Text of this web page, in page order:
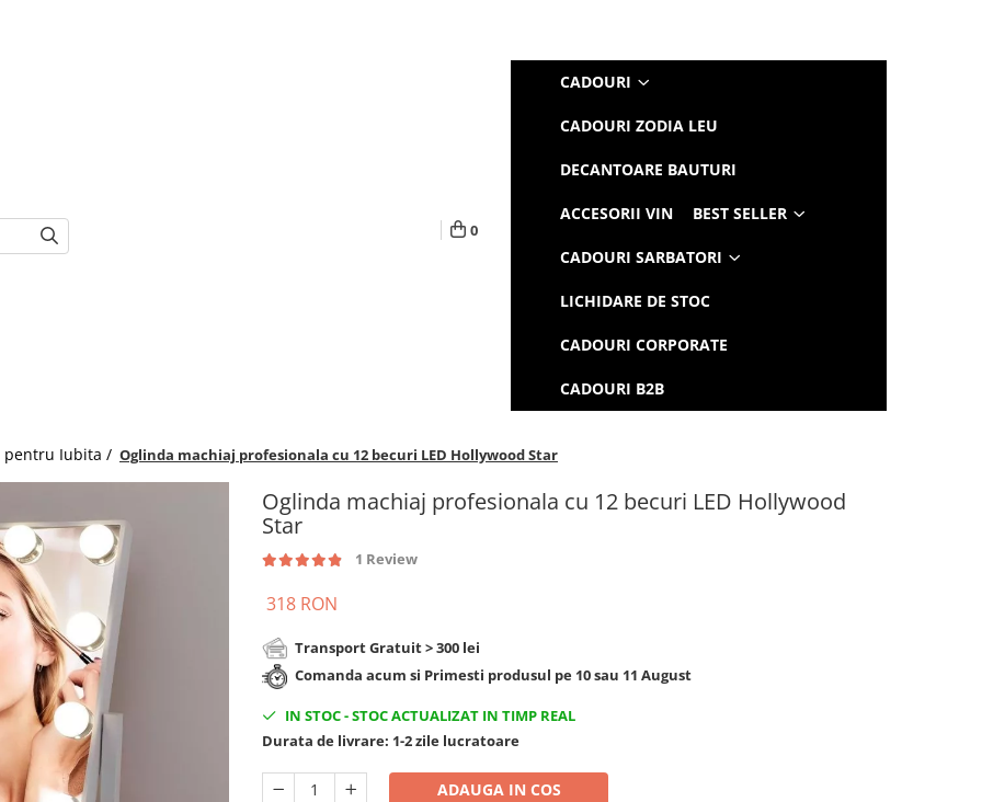
0
CADOURI
CADOURI ZODIA LEU
DECANTOARE BAUTURI
ACCESORII VIN BEST SELLER
CADOURI SARBATORI
LICHIDARE DE STOC
CADOURI CORPORATE
CADOURI B2B
pentru Iubita / Oglinda machiaj profesionala cu 12 becuri LED Hollywood Star
Oglinda machiaj profesionala cu 12 becuri LED Hollywood
Star
1 Review
318 RON
Transport Gratuit > 300 lei
Comanda acum si Primesti produsul pe 10 sau 11 August
IN STOC-STOC ACTUALIZAT IN TIMP REAL
Durata de livrare: 1-2 zile lucratoare
ADAUGA IN COS